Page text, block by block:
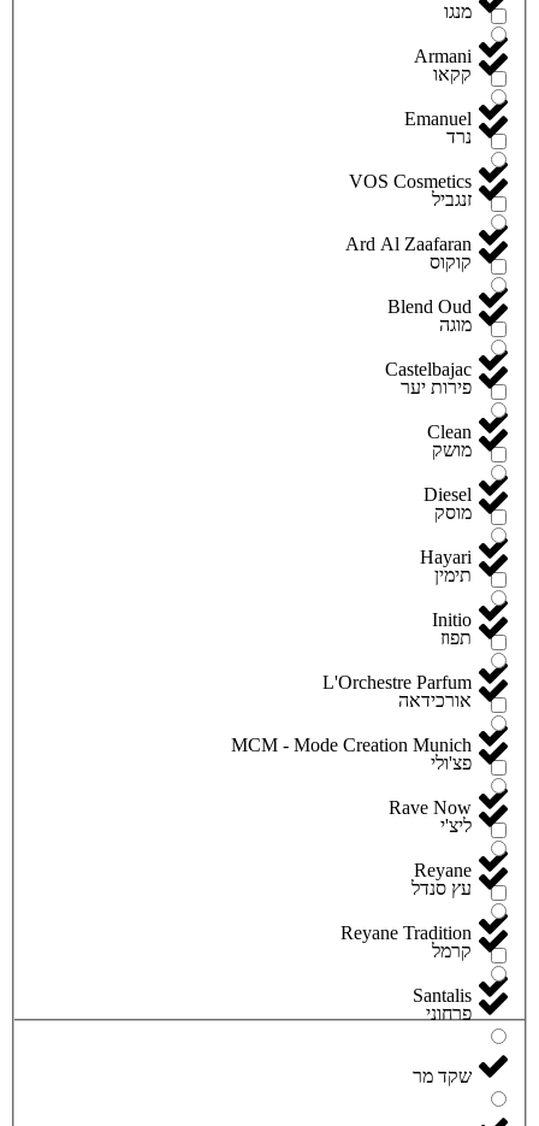
Armani
Emanuel
VOS Cosmetics
Ard Al Zaafaran
Blend Oud
Castelbajac
Clean
Diesel
Hayari
Initio
L'Orchestre Parfum
MCM - Mode Creation Munich
Rave Now
Reyane
Reyane Tradition
Santalis
מנגו
קקאו
נרד
זנגביל
קוקוס
מוגה
פירות יער
מושק
מוסק
תימין
תפוז
אורכידאה
פצ'ולי
ליצ'י
עץ סנדל
קרמל
פרחוני
שקד מר